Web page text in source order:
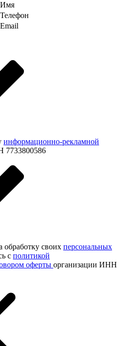
Имя
Телефон
Email
информационно-рекламной
7733800586
обработку своих персональных
с политикой
оферты организации ИНН